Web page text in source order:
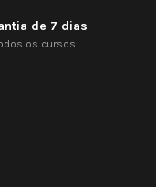
de 7 dias
os cursos